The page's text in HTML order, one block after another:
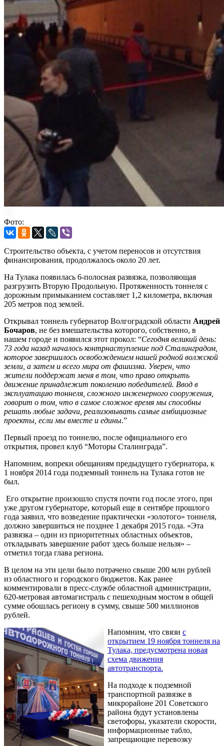
Фото:
Строительство объекта, с учетом переносов и отсутствия
финансирования, продолжалось около 20 лет.
На Тулака появилась 6-полосная развязка, позволяющая
разгрузить Вторую Продольную. Протяженность тоннеля с
дорожным примыканием составляет 1,2 километра, включая
205 метров под землей.
Открывал тоннель губернатор Волгоградской области Андрей
Бочаров, не без вмешательства которого, собственно, в
нашем городе и появился этот прокол: “Сегодня великий день:
73 года назад началось контрнаступление под Сталинградом,
которое завершилось освобождением нашей родной волжской
земли, а затем и всего мира от фашизма. Уверен, что
жители поддержат меня в том, что право открыть
движение принадлежит поколению победителей. Ввод в
эксплуатацию тоннеля, сложного инженерного сооружения,
говорит о том, что в самое сложное время мы способны
решать любые задачи, реализовывать самые амбициозные
проекты, если мы вместе и едины.”
Первый проезд по тоннелю, после официального его
открытия, провел клуб “Моторы Сталинграда”.
Напомним, вопреки обещаниям предыдущего губернатора, к
1 ноября 2014 года подземный тоннель на Тулака готов не
был.
Его открытие произошло спустя почти год после этого, при
уже другом губернаторе, который еще в сентябре прошлого
года заявил, что возведение практически «золотого» тоннеля,
должно завершиться не позднее 1 декабря 2015 года. «Эта
развязка – один из приоритетных областных объектов,
откладывать завершение работ здесь больше нельзя» –
отметил тогда глава региона.
В целом на эти цели было потрачено свыше 200 млн рублей
из областного и городского бюджетов. Как ранее
комментировали в пресс-службе областной администрации,
620-метровая автомагистраль с пешеходным мостом в общей
сумме обошлась региону в сумму, свыше 500 миллионов
рублей.
Напомним, что связи с
открытием 19 ноября тоннеля на
Тулака, предусмотрена новая
схема движения
автотранспорта.
На подходе к подземной
транспортной развязке в
микрорайоне 201 Советского
района будут установлены
светофоры, указатели скорости,
информационные табло,
запрещающие перевозку